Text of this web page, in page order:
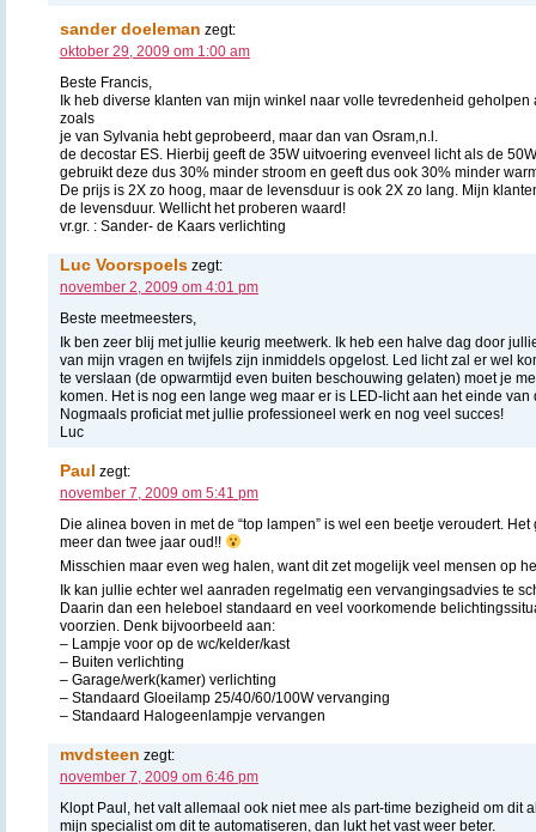
sander doeleman zegt:
oktober 29, 2009 om 1:00 am
Beste Francis,
Ik heb diverse klanten van mijn winkel naar volle tevredenheid
zoals
je van Sylvania hebt geprobeerd, maar dan van Osram,n.l.
de decostar ES. Hierbij geeft de 35W uitvoering evenveel licht als de
gebruikt deze dus 30% minder stroom en geeft dus ook 30% minder
De prijs is 2X zo hoog, maar de levensduur is ook 2X zo lang. Mijn
de levensduur. Wellicht het proberen waard!
vr.gr. : Sander- de Kaars verlichting
Luc Voorspoels zegt:
november 2, 2009 om 4:01 pm
Beste meetmeesters,
Ik ben zeer blij met jullie keurig meetwerk. Ik heb een halve dag door
van mijn vragen en twijfels zijn inmiddels opgelost. Led licht zal er wel
te verslaan (de opwarmtijd even buiten beschouwing gelaten) moet je
komen. Het is nog een lange weg maar er is LED-licht aan het einde van
Nogmaals proficiat met jullie professioneel werk en nog veel succes!
Luc
Paul zegt:
november 7, 2009 om 5:41 pm
Die alinea boven in met de “top lampen” is wel een beetje veroudert.
meer dan twee jaar oud!!
Misschien maar even weg halen, want dit zet mogelijk veel mensen op
Ik kan jullie echter wel aanraden regelmatig een vervangingsadvies te
Daarin dan een heleboel standaard en veel voorkomende
voorzien. Denk bijvoorbeeld aan:
– Lampje voor op de wc/kelder/kast
– Buiten verlichting
– Garage/werk(kamer) verlichting
– Standaard Gloeilamp 25/40/60/100W vervanging
– Standaard Halogeenlampje vervangen
mvdsteen zegt:
november 7, 2009 om 6:46 pm
Klopt Paul, het valt allemaal ook niet mee als part-time bezigheid om dit
mijn specialist om dit te automatiseren, dan lukt het vast weer beter.